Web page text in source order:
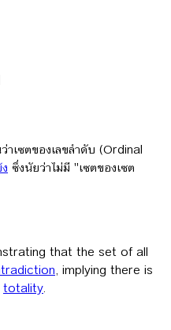
เซตของเลขลำดับ (Ordinal
ซึ่งนัยว่าไม่มี "เซตของเซต
that the set of all
, implying there is
totality.